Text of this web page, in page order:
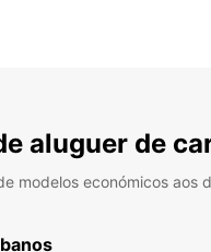
aluguer de
modelos económicos aos